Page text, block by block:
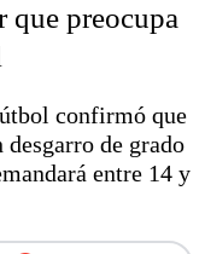
que preocupa
confirmó que
desgarro de grado
entre 14 y